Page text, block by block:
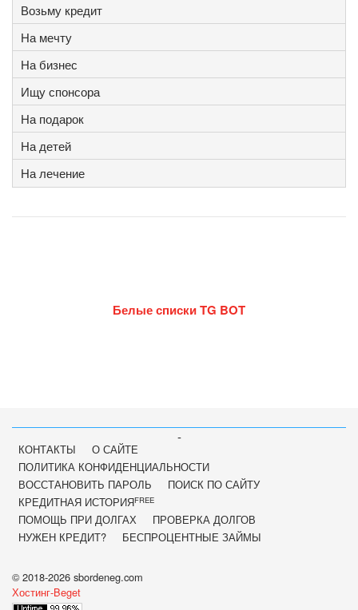
Возьму кредит
На мечту
На бизнес
Ищу спонсора
На подарок
На детей
На лечение
Белые списки TG BOT
-
КОНТАКТЫ
О САЙТЕ
ПОЛИТИКА КОНФИДЕНЦИАЛЬНОСТИ
ВОССТАНОВИТЬ ПАРОЛЬ
ПОИСК ПО САЙТУ
КРЕДИТНАЯ ИСТОРИЯFREE
ПОМОЩЬ ПРИ ДОЛГАХ
ПРОВЕРКА ДОЛГОВ
НУЖЕН КРЕДИТ?
БЕСПРОЦЕНТНЫЕ ЗАЙМЫ
© 2018-2026 sbordeneg.com
Хостинг-Beget